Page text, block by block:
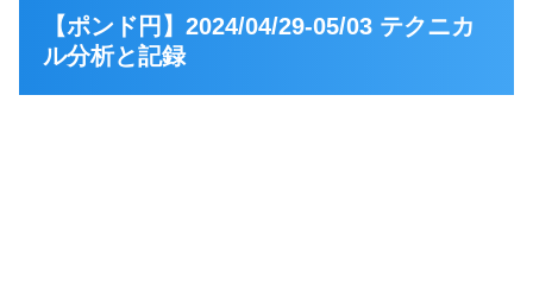
【ポンド円】2024/04/29-05/03 テクニカ
ル分析と記録